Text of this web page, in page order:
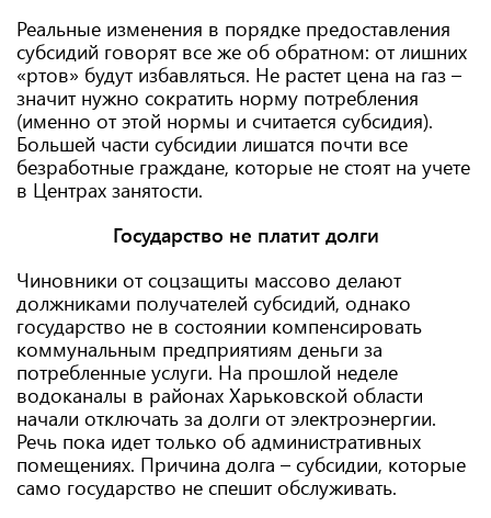
Реальные изменения в порядке предоставления
субсидий говорят все же об обратном: от лишних
«ртов» будут избавляться. Не растет цена на газ –
значит нужно сократить норму потребления
(именно от этой нормы и считается субсидия).
Большей части субсидии лишатся почти все
безработные граждане, которые не стоят на учете
в Центрах занятости.
Государство не платит долги
Чиновники от соцзащиты массово делают
должниками получателей субсидий, однако
государство не в состоянии компенсировать
коммунальным предприятиям деньги за
потребленные услуги. На прошлой неделе
водоканалы в районах Харьковской области
начали отключать за долги от электроэнергии.
Речь пока идет только об административных
помещениях. Причина долга – субсидии, которые
само государство не спешит обслуживать.